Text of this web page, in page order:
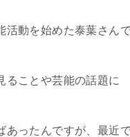
活動を始めた泰葉さん
ることや芸能の話題に
あったんですが、最近